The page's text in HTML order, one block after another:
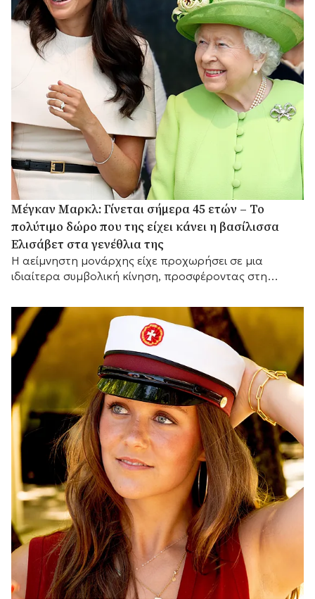
Μέγκαν Μαρκλ: Γίνεται σήμερα 45 ετών – Το
πολύτιμο δώρο που της είχει κάνει η βασίλισσα
Ελισάβετ στα γενέθλια της
Η αείμνηστη μονάρχης είχε προχωρήσει σε μια
ιδιαίτερα συμβολική κίνηση, προσφέροντας στη
προσωπική της συλλογή.